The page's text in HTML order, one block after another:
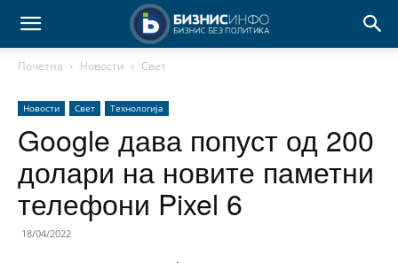
Почетна Новости Свет
Новости Свет Технологија
Google дава попуст од 200
долари на новите паметни
телефони Pixel 6
18/04/2022